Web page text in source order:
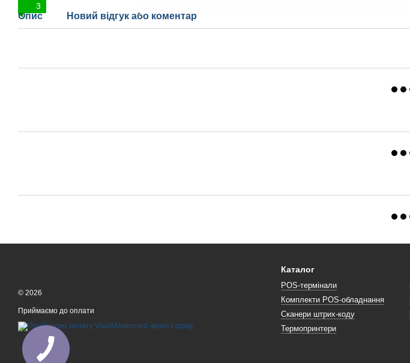
3
Опис Новий відгук або коментар
© 2026
Приймаємо до оплати
Каталог
POS-термінали
Комплекти POS-обладнання
Сканери штрих-коду
Термопринтери